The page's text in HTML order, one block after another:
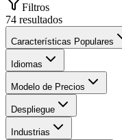
Filtros
74 resultados
Características Populares
Idiomas
Modelo de Precios
Despliegue
Industrias